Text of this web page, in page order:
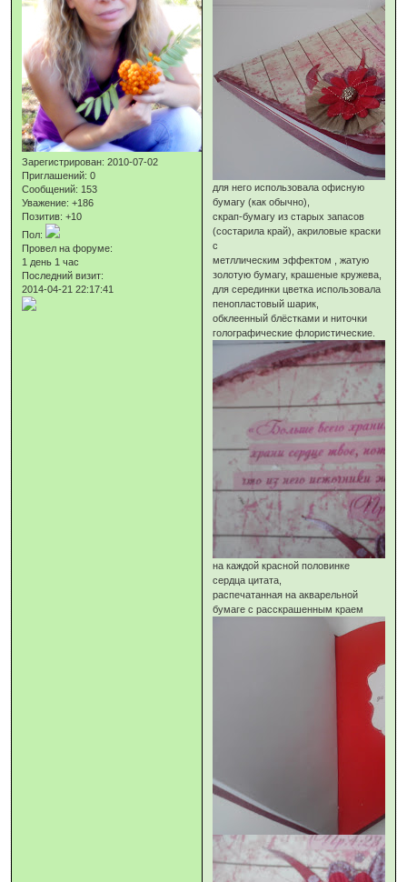
Зарегистрирован: 2010-07-02
Приглашений: 0
Сообщений: 153
Уважение: +186
Позитив: +10
Пол:
Провел на форуме:
1 день 1 час
Последний визит:
2014-04-21 22:17:41
для него использовала офисную
бумагу (как обычно),
скрап-бумагу из старых запасов
(состарила край), акриловые краски
с
метллическим эффектом , жатую
золотую бумагу, крашеные кружева,
для серединки цветка использовала
пенопластовый шарик,
обклеенный блёстками и ниточки
голографические флористические.
на каждой красной половинке
сердца цитата,
распечатанная на акварельной
бумаге с расскрашенным краем